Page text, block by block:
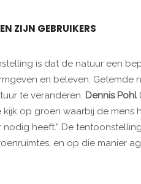
ZIJN GEBRUIKERS
is dat de natuur een
en beleven. Getemde
te veranderen. Dennis Pohl
op groen waarbij de mens
heeft.” De
en op die manier